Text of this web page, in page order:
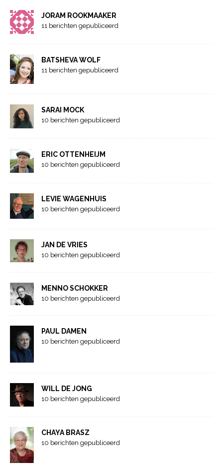
JORAM ROOKMAAKER
11 berichten gepubliceerd
BATSHEVA WOLF
11 berichten gepubliceerd
SARAI MOCK
10 berichten gepubliceerd
ERIC OTTENHEIJM
10 berichten gepubliceerd
LEVIE WAGENHUIS
10 berichten gepubliceerd
JAN DE VRIES
10 berichten gepubliceerd
MENNO SCHOKKER
10 berichten gepubliceerd
PAUL DAMEN
10 berichten gepubliceerd
WILL DE JONG
10 berichten gepubliceerd
CHAYA BRASZ
10 berichten gepubliceerd